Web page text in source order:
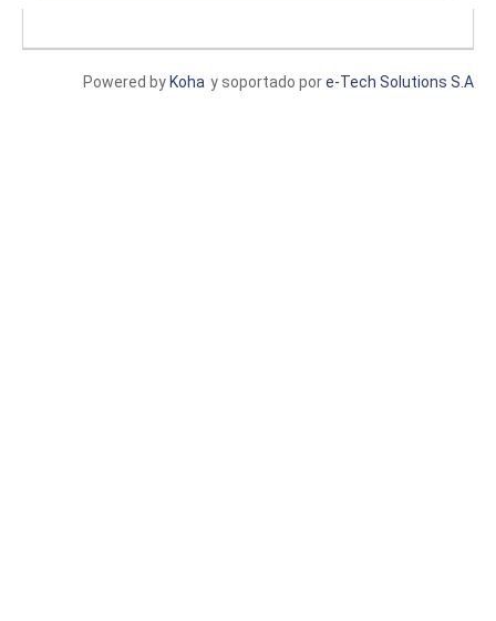
y soportado pore-Tech Solutions S.A
Powered by Koha